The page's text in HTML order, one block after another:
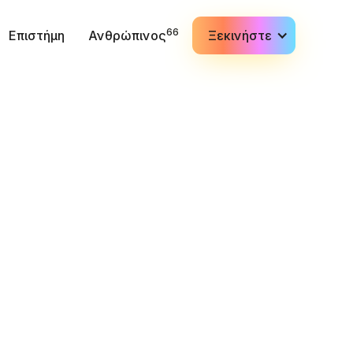
Επιστήμη Ανθρώπινος66 Ξεκινήστε